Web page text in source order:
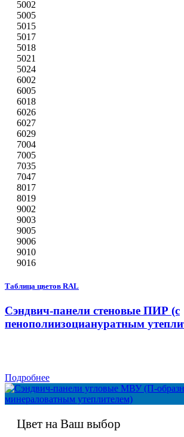
5002
5005
5015
5017
5018
5021
5024
6002
6005
6018
6026
6027
6029
7004
7005
7035
7047
8017
8019
9002
9003
9005
9006
9010
9016
Таблица цветов RAL
Сэндвич-панели стеновые ПИР (с
пенополиизоциануратным
Подробнее
Цвет на Ваш выбор